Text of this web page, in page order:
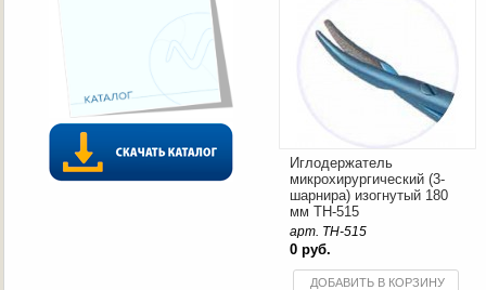
Иглодержатель
микрохирургический (3-
шарнира) изогнутый 180
мм TH-515
арт. TH-515
0 руб.
ДОБАВИТЬ В КОРЗИНУ